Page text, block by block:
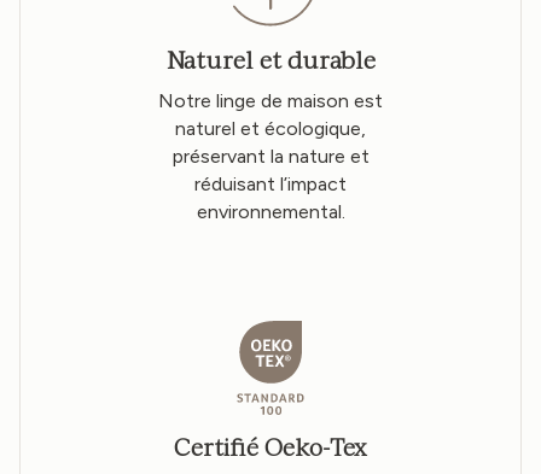
Naturel et durable
Notre linge de maison est
naturel et écologique,
préservant la nature et
réduisant l’impact
environnemental.
Certifié Oeko-Tex